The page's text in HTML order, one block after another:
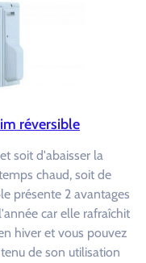
réversible
soit d'abaisser la
chaud, soit de
présente 2 avantages
car elle rafraîchit
hiver et vous pouvez
de son utilisation